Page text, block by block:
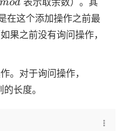
mod
在这个添加操作之前最
果之前没有询问操作，
。对于询问操作，
长度。